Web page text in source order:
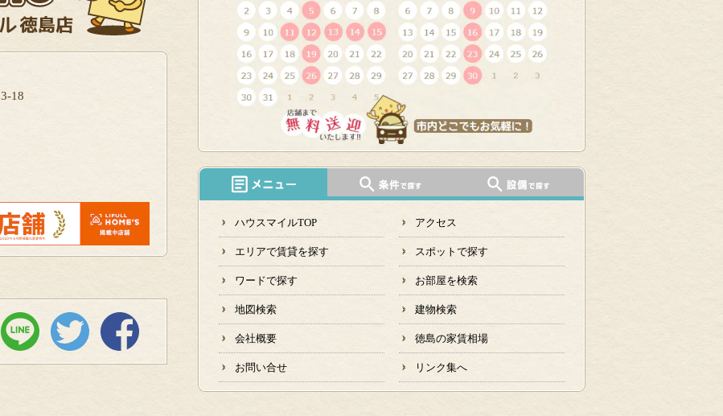
18
ハウスマイルTOP アクセス
エリアで賃貸を探す スポットで探す
ワードで探す お部屋を検索
地図検索 建物検索
会社概要 徳島の家賃相場
お問い合せ リンク集へ